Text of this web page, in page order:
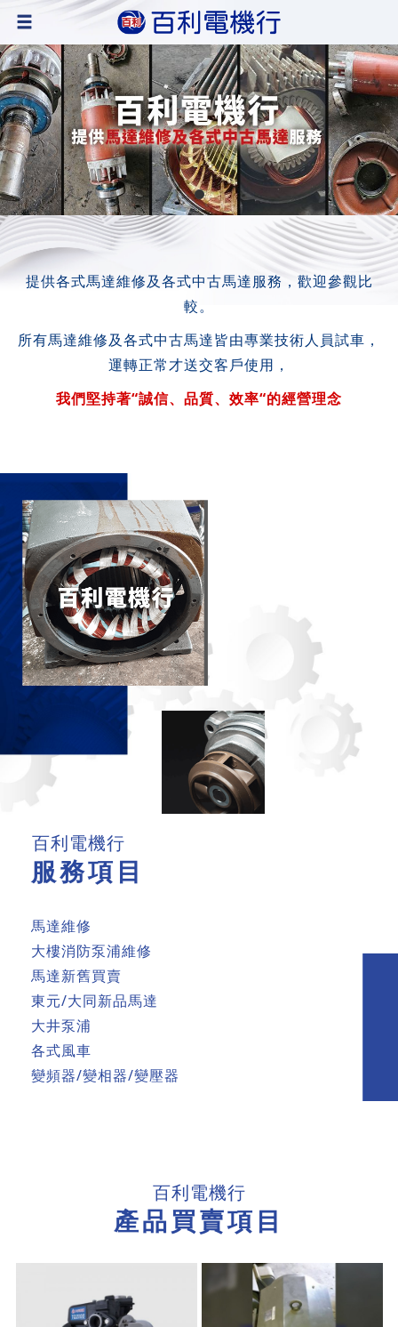
提供各式馬達維修及各式中古馬達服務，歡迎參觀比
較。
所有馬達維修及各式中古馬達皆由專業技術人員試車，
運轉正常才送交客戶使用，
我們堅持著“誠信、品質、效率“的經營理念
百利電機行
服務項目
馬達維修
大樓消防泵浦維修
馬達新舊買賣
東元/大同新品馬達
大井泵浦
各式風車
變頻器/變相器/變壓器
百利電機行
產品買賣項目